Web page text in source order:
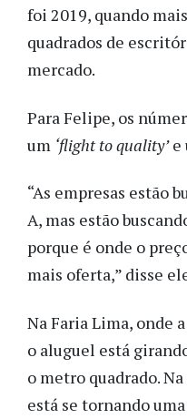
foi 2019, quando
quadrados de
mercado.
Para Felipe, os
um ‘flight to quality’e
“As empresas estão
A, mas estão
porque é onde o
mais oferta,” disse
Na Faria Lima, onde
o aluguel está
o metro quadrado.
está se tornando